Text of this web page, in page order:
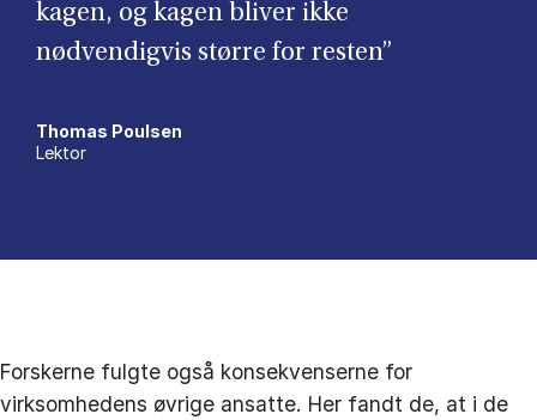
kagen, og kagen bliver ikke
nødvendigvis større for resten”
Thomas Poulsen
Lektor
Forskerne fulgte også konsekvenserne for
virksomhedens øvrige ansatte. Her fandt de, at i de